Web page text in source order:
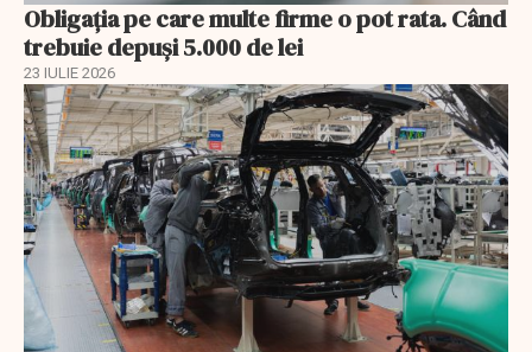
Obligația pe care multe firme o pot rata. Când
trebuie depuși 5.000 de lei
23 IULIE 2026